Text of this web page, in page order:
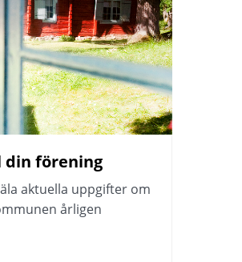
din förening
aktuella uppgifter om
årligen